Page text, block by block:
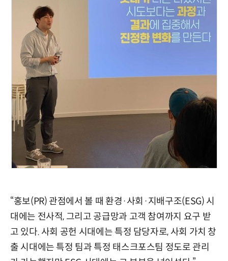
“홍보(PR) 관점에서 볼 때 환경·사회·지배구조(ESG) 시
대에는 전사적, 그리고 공급망과 고객 참여까지 요구 받
고 있다. 사회 공헌 시대에는 특정 담당자로, 사회 가치 창
출 시대에는 특정 팀과 특정 태스크포스팀 정도로 관리